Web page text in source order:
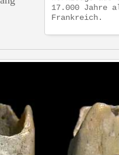
17.000 Jahre
Frankreich.